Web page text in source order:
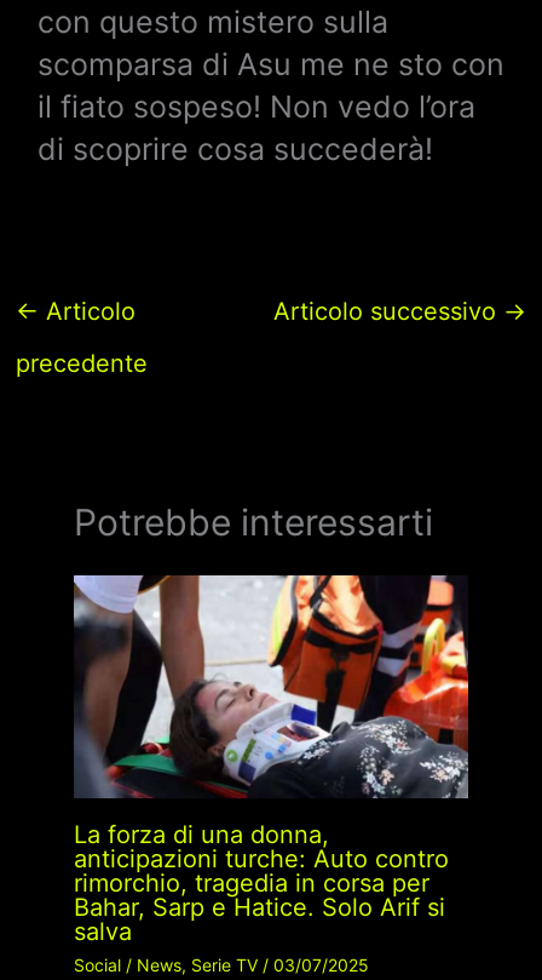
con questo mistero sulla
scomparsa di Asu me ne sto con
il fiato sospeso! Non vedo l’ora
di scoprire cosa succederà!
← Articolo
precedente
Articolo successivo →
Potrebbe interessarti
La forza di una donna,
anticipazioni turche: Auto contro
rimorchio, tragedia in corsa per
Bahar, Sarp e Hatice. Solo Arif si
salva
Social/ News, Serie TV/ 03/07/2025